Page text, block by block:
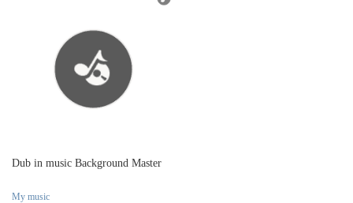
Dub in music Background Master
My music